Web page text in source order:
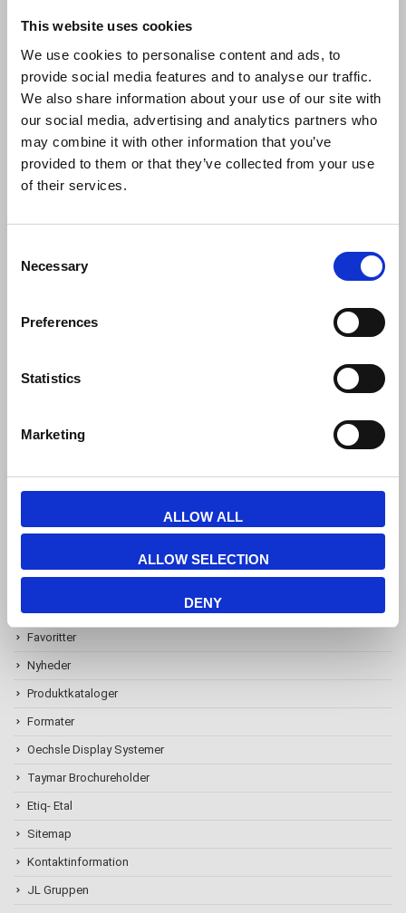
This website uses cookies
We use cookies to personalise content and ads, to
provide social media features and to analyse our traffic.
We also share information about your use of our site with
our social media, advertising and analytics partners who
may combine it with other information that you’ve
provided to them or that they’ve collected from your use
of their services.
Selection
Necessary
Preferences
Statistics
Marketing
ALLOW ALL
ALLOW SELECTION
DENY
JL Gruppen Salg/Display ApS
Østbanegade 103, 2100 københavn Ø
Tlf. 39 18 19 17
info@displayshop.dk
CVR-nr: 15 77 42 82
Tilmeld dig vores nyhedsbrev og modtag eksklusive tilbud og nyheder i
Vi bruger MailChimp som vores markedsføringsplatform. Ved tilmelding
Favoritter
Nyheder
Produktkataloger
Formater
Oechsle Display Systemer
Taymar Brochureholder
Etiq- Etal
Sitemap
Kontaktinformation
JL Gruppen